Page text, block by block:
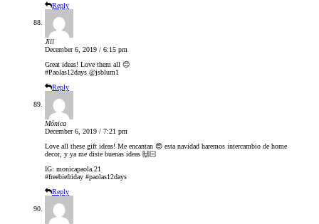
Reply
Jill
December 6, 2019 / 6:15 pm
Great ideas! Love them all 😊
#Paolas12days @jsblum1
Reply
Mónica
December 6, 2019 / 7:21 pm
Love all these gift ideas! Me encantan 😍 esta navidad haremos intercambio de home
decor, y ya me diste buenas ideas 🙌🏻
IG: monicapaola.21
#freebiefriday #paolas12days
Reply